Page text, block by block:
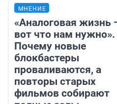
МНЕНИЕ
«Аналоговая жизнь
вот что нам нужно».
Почему новые
блокбастеры
проваливаются, а
повторы старых
фильмов собирают